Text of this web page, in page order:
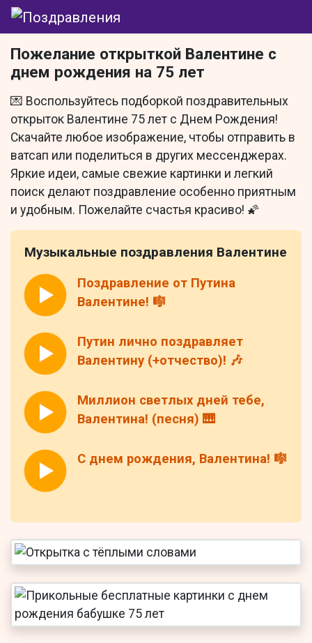
Пожелание открыткой Валентине с
днем рождения на 75 лет
💌 Воспользуйтесь подборкой поздравительных
открыток Валентине 75 лет с Днем Рождения!
Скачайте любое изображение, чтобы отправить в
ватсап или поделиться в других мессенджерах.
Яркие идеи, самые свежие картинки и легкий
поиск делают поздравление особенно приятным
и удобным. Пожелайте счастья красиво! 🌠
Музыкальные поздравления Валентине
Поздравление от Путина
Валентине! 🎼
Путин лично поздравляет
Валентину (+отчество)! 🎶
Миллион светлых дней тебе,
Валентина! (песня) 🎹
С днем рождения, Валентина! 🎼